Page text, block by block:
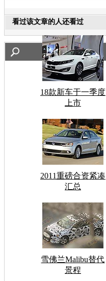
看过该文章的人还看过
18款新车于一季度
上市
2011重磅合资紧凑
汇总
雪佛兰Malibu替代
景程